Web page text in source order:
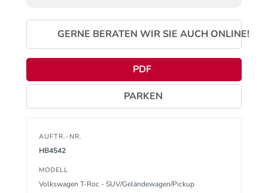
GERNE BERATEN WIR SIE AUCH ONLINE!
PDF
PARKEN
AUFTR.-NR.
HB4542
MODELL
Volkswagen T-Roc - SUV/Geländewagen/Pickup